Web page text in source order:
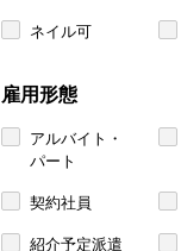
ネイル可
雇用形態
アルバイト・
パート
契約社員
紹介予定派遣